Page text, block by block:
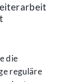
die
reguläre